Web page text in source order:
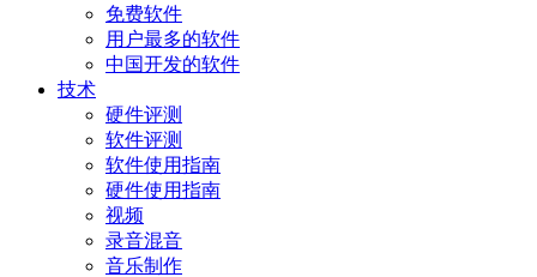
免费软件
用户最多的软件
中国开发的软件
技术
硬件评测
软件评测
软件使用指南
硬件使用指南
视频
录音混音
音乐制作